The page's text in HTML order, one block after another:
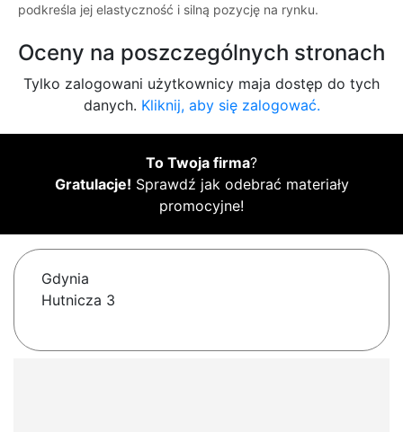
podkreśla jej elastyczność i silną pozycję na rynku.
Oceny na poszczególnych stronach
Tylko zalogowani użytkownicy maja dostęp do tych
danych. Kliknij, aby się zalogować.
To Twoja firma?
Gratulacje! Sprawdź jak odebrać materiały
promocyjne!
Gdynia
Hutnicza 3